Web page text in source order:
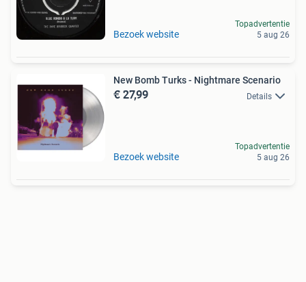
Bezoek website
Topadvertentie
5 aug 26
New Bomb Turks - Nightmare Scenario
€ 27,99 Details
Bezoek website
Topadvertentie
5 aug 26